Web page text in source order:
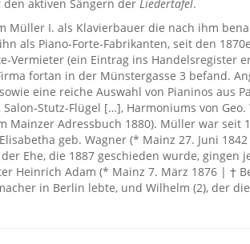
aktiven Sängern der Liedertafel.
Müller I. als Klavierbauer die nach ihm
als Piano-Forte-Fabrikanten, seit den
Vermieter (ein Eintrag ins Handelsregister
fortan in der Münstergasse 3 befand.
eine reiche Auswahl von Pianinos aus
Stutz-Flügel […], Harmoniums von Geo.
Mainzer Adressbuch 1880). Müller war seit
geb. Wagner (* Mainz 27. Juni
Ehe, die 1887 geschieden wurde, gingen
Heinrich Adam (* Mainz 7. März 1876 | †
in Berlin lebte, und Wilhelm (2), der